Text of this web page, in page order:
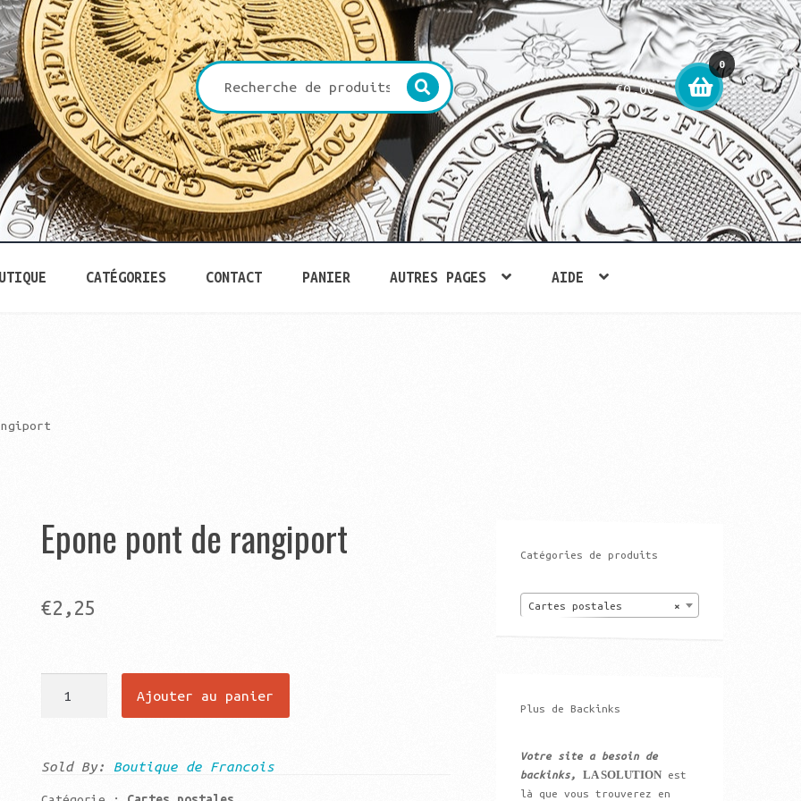
€0,00
0
arti
cle
CATÉGORIES CONTACT PANIER AUTRES PAGES AIDE
Epone pont de rangiport
€2,25
pont
Ajouter au panier
Sold By: Boutique de Francois
Catégories de produits
×
Cartes postales
Plus de Backinks
Votre site a besoin de
backinks,
LA SOLUTION est
là que vous trouverez en